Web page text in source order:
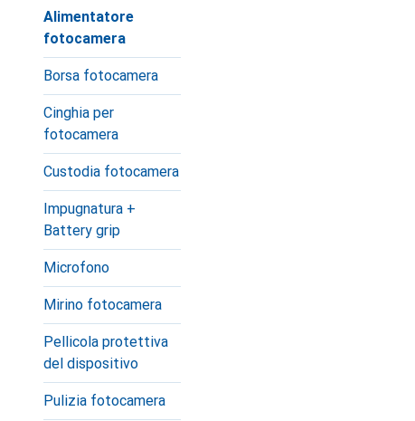
Alimentatore
fotocamera
Borsa fotocamera
Cinghia per
fotocamera
Custodia fotocamera
Impugnatura +
Battery grip
Microfono
Mirino fotocamera
Pellicola protettiva
del dispositivo
Pulizia fotocamera